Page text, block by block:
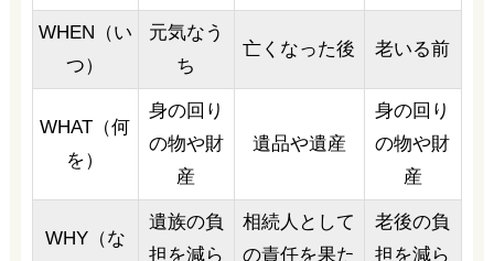
WHEN（い
つ）
元気なう
ち
亡くなった後 老いる前
WHAT（何
を）
身の回り
の物や財
産
遺品や遺産
身の回り
の物や財
産
WHY（な
遺族の負
担を減ら
相続人として
の責任を果た
老後の負
担を減ら